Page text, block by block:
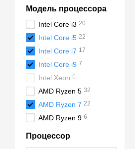
Модель процессора
Intel Core i3 20
Intel Core i5 22
Intel Core i7 17
Intel Core i9 7
Intel Xeon 0
AMD Ryzen 5 32
AMD Ryzen 7 22
AMD Ryzen 9 6
Процессор